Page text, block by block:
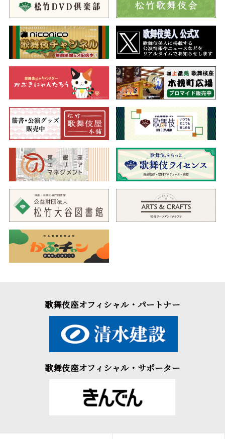
歌舞伎座オフィシャル・パートナー
歌舞伎座オフィシャル・サポーター